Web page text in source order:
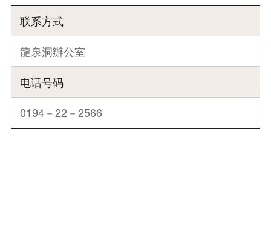
联系方式
龍泉洞辦公室
电话号码
0194－22－2566